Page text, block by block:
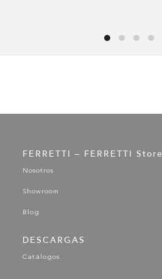
FERRETTI – FERRETTI Store
Nosotros
Showroom
Blog
DESCARGAS
Catálogos